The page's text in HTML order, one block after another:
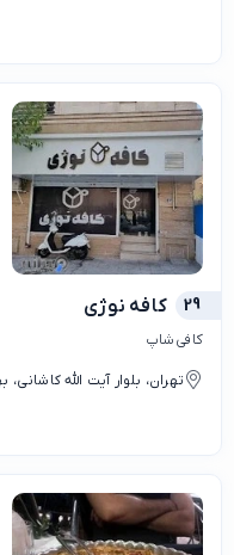
29 کافه نوژی
کافی شاپ
تهران، بلوار آیت الله